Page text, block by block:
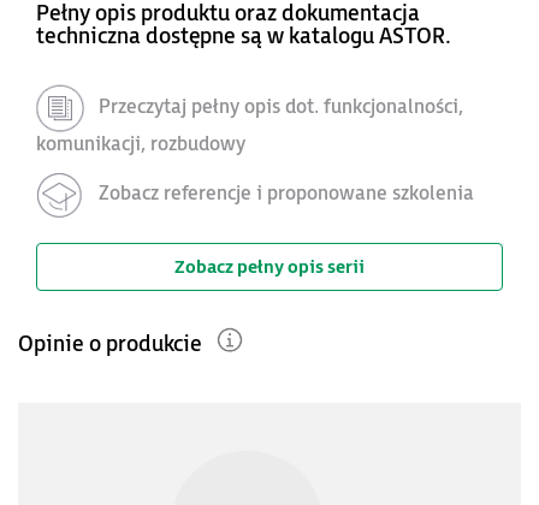
Pełny opis produktu oraz dokumentacja
techniczna dostępne są w katalogu ASTOR.
Przeczytaj pełny opis dot. funkcjonalności,
komunikacji, rozbudowy
Zobacz referencje i proponowane szkolenia
Zobacz pełny opis serii
Opinie o produkcie